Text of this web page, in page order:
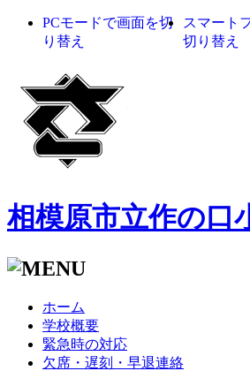
PCモードで画面を切
り替え
スマート
切り替え
相模原市立作の口
ホーム
学校概要
緊急時の対応
欠席・遅刻・早退連絡